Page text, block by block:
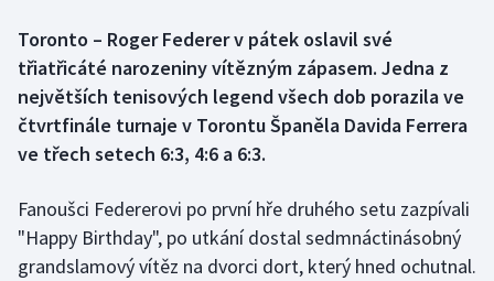
Box
Curling
Florbal
Toronto – Roger Federer v pátek oslavil své
třiatřicáté narozeniny vítězným zápasem. Jedna z
největších tenisových legend všech dob porazila ve
čtvrtfinále turnaje v Torontu Španěla Davida Ferrera
ve třech setech 6:3, 4:6 a 6:3.
Fanoušci Federerovi po první hře druhého setu zazpívali
"Happy Birthday", po utkání dostal sedmnáctinásobný
grandslamový vítěz na dvorci dort, který hned ochutnal.